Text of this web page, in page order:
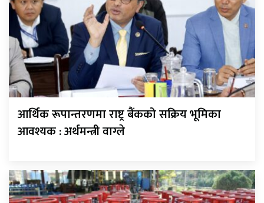
आर्थिक रूपान्तरणमा राष्ट्र बैंकको सक्रिय भूमिका
आवश्यक : अर्थमन्त्री वाग्ले